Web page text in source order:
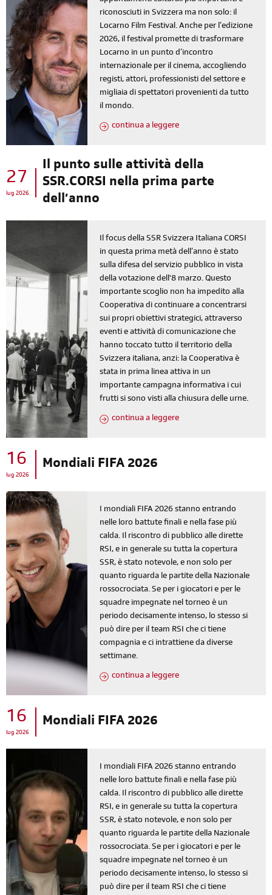
riconosciuti in Svizzera ma non solo: il
Locarno Film Festival. Anche per l’edizione
2026, il festival promette di trasformare
Locarno in un punto d’incontro
internazionale per il cinema, accogliendo
registi, attori, professionisti del settore e
migliaia di spettatori provenienti da tutto
il mondo.
continua a leggere
27
lug 2026
Il punto sulle attività della
SSR.CORSI nella prima parte
dell’anno
Il focus della SSR Svizzera Italiana CORSI
in questa prima metà dell’anno è stato
sulla difesa del servizio pubblico in vista
della votazione dell'8 marzo. Questo
importante scoglio non ha impedito alla
Cooperativa di continuare a concentrarsi
sui propri obiettivi strategici, attraverso
eventi e attività di comunicazione che
hanno toccato tutto il territorio della
Svizzera italiana, anzi: la Cooperativa è
stata in prima linea attiva in un
importante campagna informativa i cui
frutti si sono visti alla chiusura delle urne.
continua a leggere
16
lug 2026
Mondiali FIFA 2026
I mondiali FIFA 2026 stanno entrando
nelle loro battute finali e nella fase più
calda. Il riscontro di pubblico alle dirette
RSI, e in generale su tutta la copertura
SSR, è stato notevole, e non solo per
quanto riguarda le partite della Nazionale
rossocrociata. Se per i giocatori e per le
squadre impegnate nel torneo è un
periodo decisamente intenso, lo stesso si
può dire per il team RSI che ci tiene
compagnia e ci intrattiene da diverse
settimane.
continua a leggere
16
lug 2026
Mondiali FIFA 2026
I mondiali FIFA 2026 stanno entrando
nelle loro battute finali e nella fase più
calda. Il riscontro di pubblico alle dirette
RSI, e in generale su tutta la copertura
SSR, è stato notevole, e non solo per
quanto riguarda le partite della Nazionale
rossocrociata. Se per i giocatori e per le
squadre impegnate nel torneo è un
periodo decisamente intenso, lo stesso si
può dire per il team RSI che ci tiene